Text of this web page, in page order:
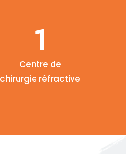
1
Centre de
chirurgie réfractive